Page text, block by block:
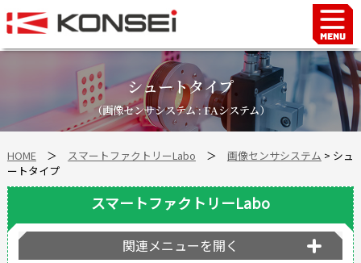
シュートタイプ
（画像センサシステム : FAシステム）
HOME＞ スマートファクトリーLabo ＞ 画像センサシステム > シュ
ートタイプ
スマートファクトリーLabo
関連メニューを開く
Home
ハンド＆チャックロボット周辺機器
FAシステム
スマートファクトリーLabo
自動車部品
企業情報